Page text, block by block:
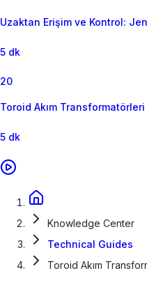
Uzaktan Erişim ve Kontrol:
5 dk
20
Toroid Akım Transformatörleri
5 dk
Knowledge Center
Technical Guides
Toroid Akım